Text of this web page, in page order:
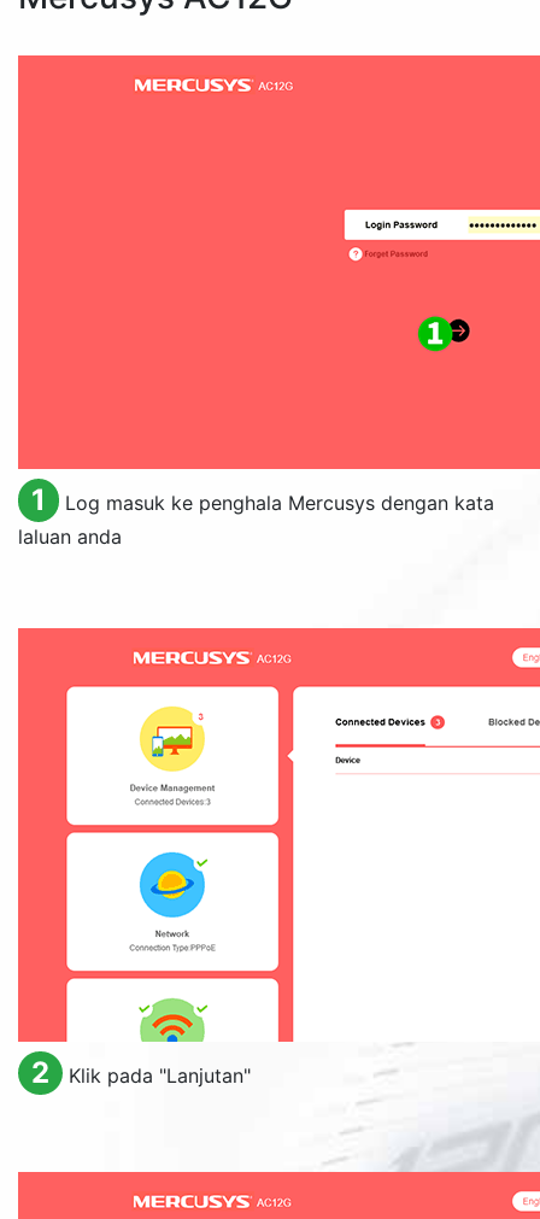
1
Log masuk ke penghala Mercusys dengan kata
laluan anda
2 Klik pada "Lanjutan"